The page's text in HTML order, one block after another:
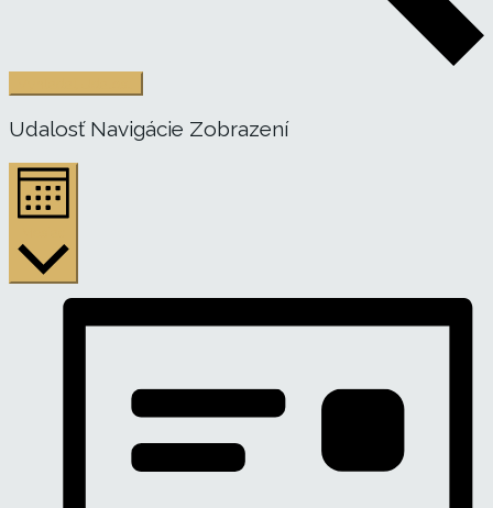
Udalosť Navigácie Zobrazení